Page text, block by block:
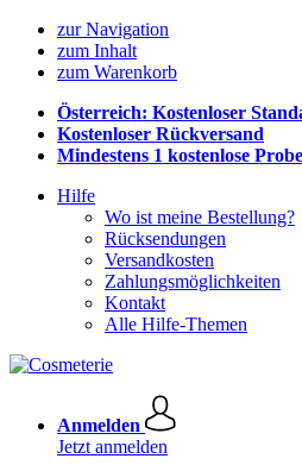
zur Navigation
zum Inhalt
zum Warenkorb
Österreich: Kostenloser
Kostenloser Rückversand
Mindestens 1 kostenlose Probe
Hilfe
Wo ist meine Bestellung?
Rücksendungen
Versandkosten
Zahlungsmöglichkeiten
Kontakt
Alle Hilfe-Themen
Anmelden
Jetzt anmelden